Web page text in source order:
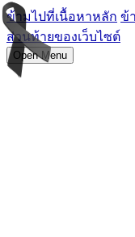
ข้ามไปที่เนื้อหาหลัก ข้
ส่วนท้ายของเว็บไซต์
Open Menu